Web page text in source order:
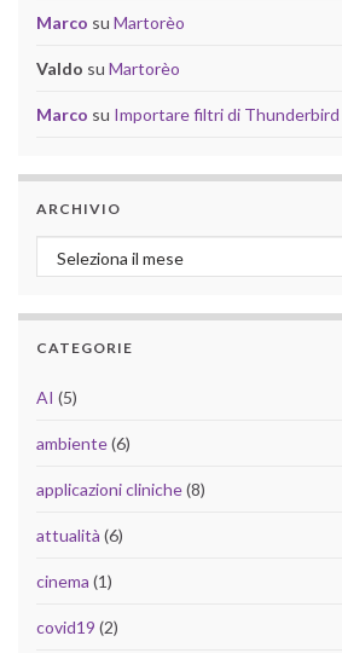
Marco su Martorèo
Valdo su Martorèo
Marco su Importare filtri di
ARCHIVIO
Archivio
CATEGORIE
AI (5)
ambiente(6)
applicazioni cliniche(8)
attualità (6)
cinema (1)
covid19 (2)